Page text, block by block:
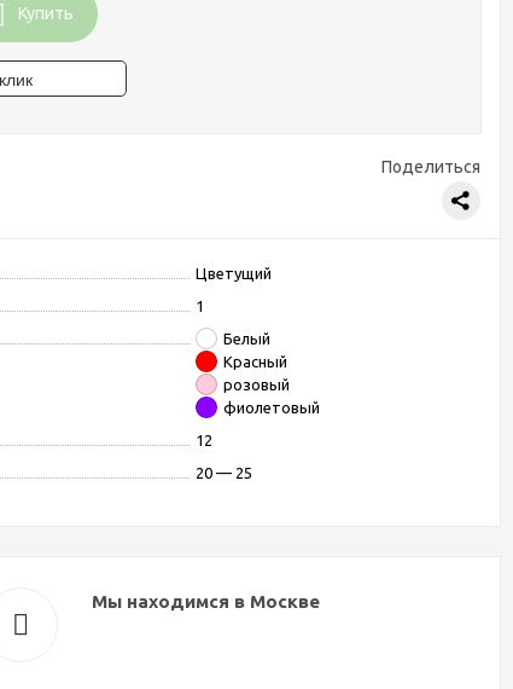
Купить
Поделиться
Цветущий
1
Белый
Красный
розовый
фиолетовый
12
20 — 25
Мы находимся в Москве